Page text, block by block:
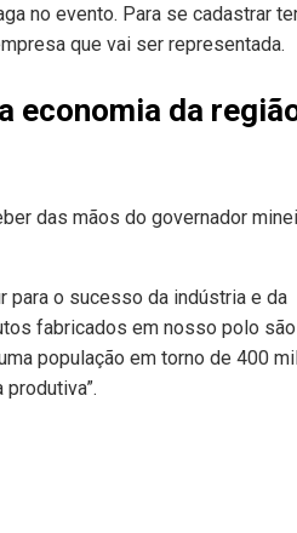
no evento. Para se cadastrar
que vai ser representada.
economia da
das mãos do governador
para o sucesso da indústria e da
fabricados em nosso polo
população em torno de 400